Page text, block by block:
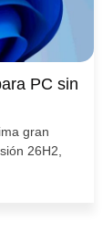
PC sin
gran
26H2,